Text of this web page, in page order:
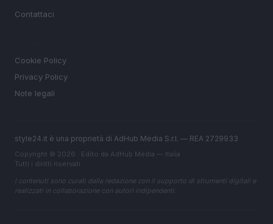
Contattaci
Cookie Policy
Privacy Policy
Note legali
style24.it è una proprietà di AdHub Media S.r.l. — REA 2729933
Copyright © 2026 · Edito da AdHub Media — Italia
Tutti i diritti riservati
I contenuti sono curati dalla redazione con il supporto di strumenti digitali e
realizzati in collaborazione con autori indipendenti.